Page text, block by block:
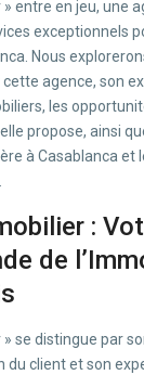
» entre en jeu, une
exceptionnels
Nous
agence, son
les
propose, ainsi
à Casablanca et
:
de
» se distingue par
du client et son